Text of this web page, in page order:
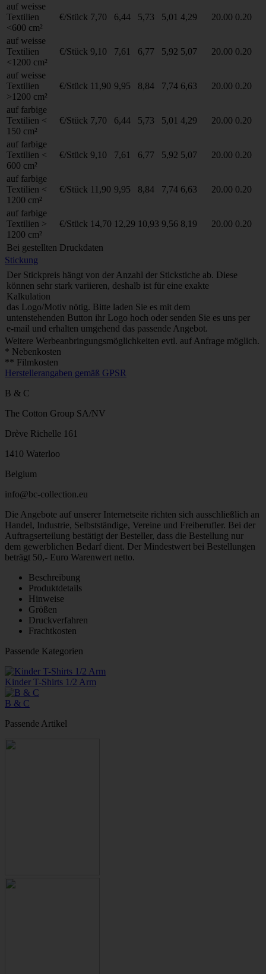
auf weisse
Textilien
<600 cm²
€/Stück 7,70 6,44 5,73 5,01 4,29 20.00 0.20
auf weisse
Textilien
<1200 cm²
€/Stück 9,10 7,61 6,77 5,92 5,07 20.00 0.20
auf weisse
Textilien
>1200 cm²
€/Stück 11,90 9,95 8,84 7,74 6,63 20.00 0.20
auf farbige
Textilien <
150 cm²
€/Stück 7,70 6,44 5,73 5,01 4,29 20.00 0.20
auf farbige
Textilien <
600 cm²
€/Stück 9,10 7,61 6,77 5,92 5,07 20.00 0.20
auf farbige
Textilien <
1200 cm²
€/Stück 11,90 9,95 8,84 7,74 6,63 20.00 0.20
auf farbige
Textilien >
1200 cm²
€/Stück 14,70 12,29 10,93 9,56 8,19 20.00 0.20
Bei gestellten Druckdaten
Stickung
Der Stickpreis hängt von der Anzahl der Stickstiche ab. Diese
können sehr stark variieren, deshalb ist für eine exakte
Kalkulation
das Logo/Motiv nötig. Bitte laden Sie es mit dem
untenstehenden Button ihr Logo hoch oder senden Sie es uns per
e-mail und erhalten umgehend das passende Angebot.
Weitere Werbeanbringungsmöglichkeiten evtl. auf Anfrage möglich.
* Nebenkosten
** Filmkosten
Herstellerangaben gemäß GPSR
B & C
The Cotton Group SA/NV
Drève Richelle 161
1410 Waterloo
Belgium
info@bc-collection.eu
Die Angebote auf unserer Internetseite richten sich ausschließlich an
Handel, Industrie, Selbstständige, Vereine und Freiberufler. Bei der
Auftragserteilung bestätigt der Besteller, dass die Bestellung nur
dem gewerblichen Bedarf dient. Der Mindestwert bei Bestellungen
beträgt 50,- Euro Warenwert netto.
Beschreibung
Produktdetails
Hinweise
Größen
Druckverfahren
Frachtkosten
Passende Kategorien
Kinder T-Shirts 1/2 Arm
B & C
Passende Artikel